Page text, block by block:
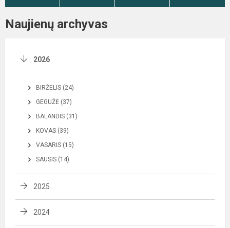
Naujienų archyvas
2026
BIRŽELIS (24)
GEGUŽĖ (37)
BALANDIS (31)
KOVAS (39)
VASARIS (15)
SAUSIS (14)
2025
2024